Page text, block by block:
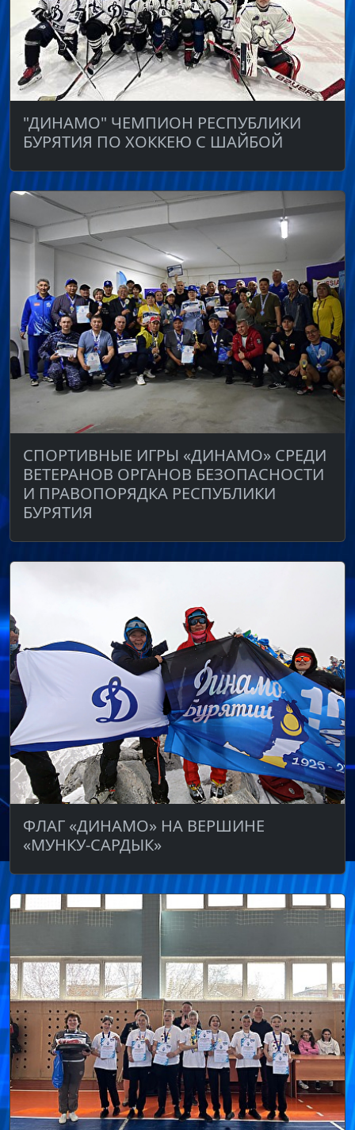
"ДИНАМО" ЧЕМПИОН РЕСПУБЛИКИ
БУРЯТИЯ ПО ХОККЕЮ С ШАЙБОЙ
СПОРТИВНЫЕ ИГРЫ «ДИНАМО» СРЕДИ
ВЕТЕРАНОВ ОРГАНОВ БЕЗОПАСНОСТИ
И ПРАВОПОРЯДКА РЕСПУБЛИКИ
БУРЯТИЯ
ФЛАГ «ДИНАМО» НА ВЕРШИНЕ
«МУНКУ-САРДЫК»